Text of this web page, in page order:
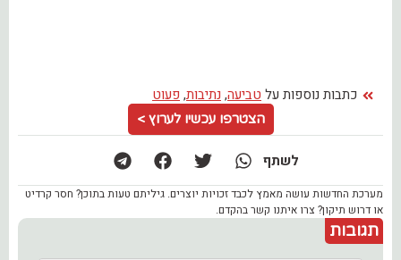
כתבות נוספות על טביעה, נתיבות, פעוט
הצטרפו עכשיו לערוץ >
לשתף
מערכת החדשות עושה מאמץ לכבד זכויות יוצרים. גיליתם טעות בתוכן? חסר קרדיט
או דרוש תיקון? צרו איתנו קשר בהקדם.
תגובות